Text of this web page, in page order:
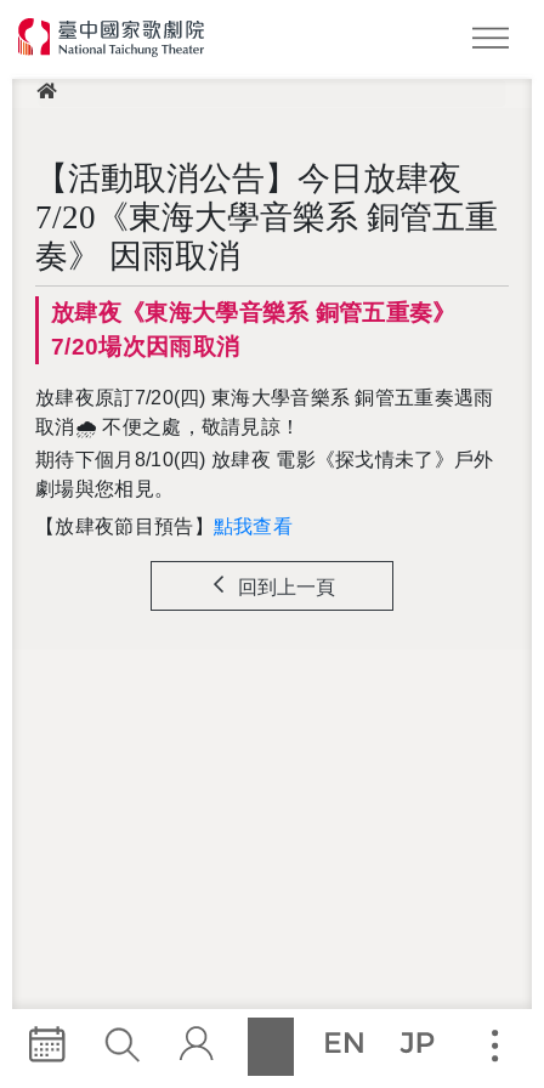
【活動取消公告】今日放肆夜
7/20《東海大學音樂系 銅管五重
奏》 因雨取消
放肆夜《東海大學音樂系 銅管五重奏》
7/20場次因雨取消
放肆夜原訂7/20(四) 東海大學音樂系 銅管五重奏遇雨
取消🌧 不便之處，敬請見諒！
期待下個月8/10(四) 放肆夜 電影《探戈情未了》戶外
劇場與您相見。
【放肆夜節目預告】 點我查看
回到上一頁
此頁面受 Google reCAPTCHA 保護，以確認您不是機器人。
This site is protected by reCAPTCHA and the Google
PolicyandTerms of Serviceapply.
LOGIN 登入會員